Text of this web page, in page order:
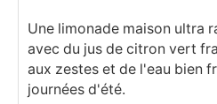
Une limonade maison ultra
avec du jus de citron vert
aux zestes et de l'eau bien
journées d'été.